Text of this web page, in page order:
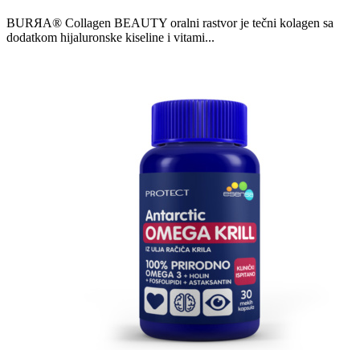
BURЯA® Collagen BEAUTY oralni rastvor je tečni kolagen sa
dodatkom hijaluronske kiseline i vitami...